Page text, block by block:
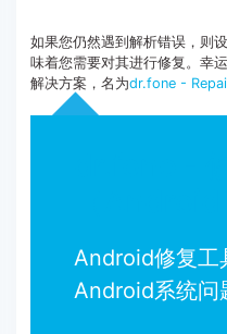
如果您仍然遇到解析错误，则
味着您需要对其进行修复。幸
解决方案，名为dr.fone -
Android修复工
Android系统问